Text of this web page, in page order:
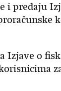
i predaju
Izjave o